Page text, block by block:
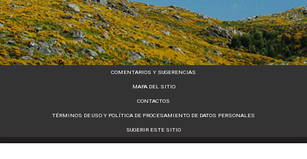
COMENTARIOS Y SUGERENCIAS
MAPA DEL SITIO
CONTACTOS
TÉRMINOS DE USO Y POLÍTICA DE PROCESAMIENTO DE DATOS PERSONALES
SUGERIR ESTE SITIO